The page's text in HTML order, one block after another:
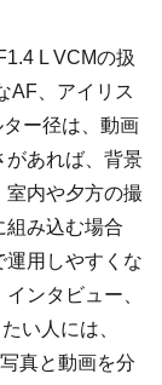
L VCMの扱
AF、アイリス
ー径は、動画
があれば、背景
室内や夕方の撮
組み込む場合
運用しやすくな
ンタビュー、
い人には、
真と動画を分